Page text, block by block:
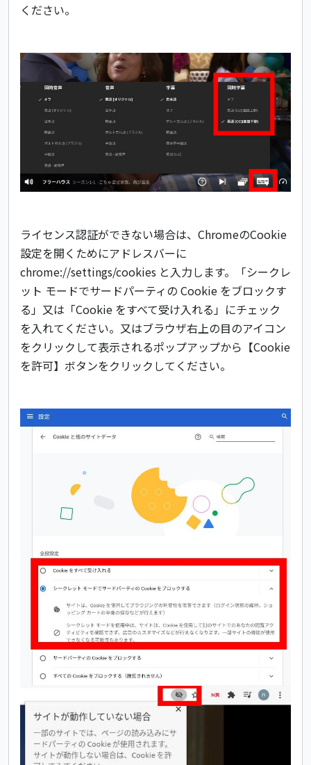
ください。
ライセンス認証ができない場合は、ChromeのCookie
設定を開くためにアドレスバーに
chrome://settings/cookies と入力します。「シークレ
ット モードでサードパーティの Cookie をブロックす
る」又は「Cookie をすべて受け入れる」にチェック
を入れてください。又はブラウザ右上の目のアイコン
をクリックして表示されるポップアップから【Cookie
を許可】ボタンをクリックしてください。